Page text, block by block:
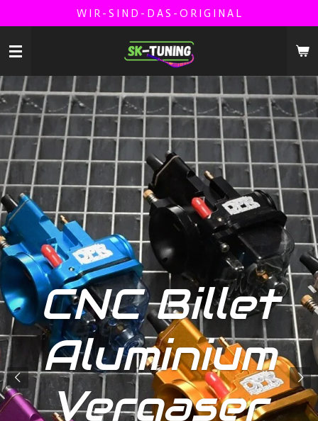
Hauptinhalt
springen
W I R - S I N D - D A S - O R I G I N A L
CNC Billet
Aluminium
Vergaser
CNC-Billet
Aluminium